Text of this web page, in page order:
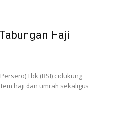
Haji
Tbk (BSI) didukung
haji dan umrah sekaligus